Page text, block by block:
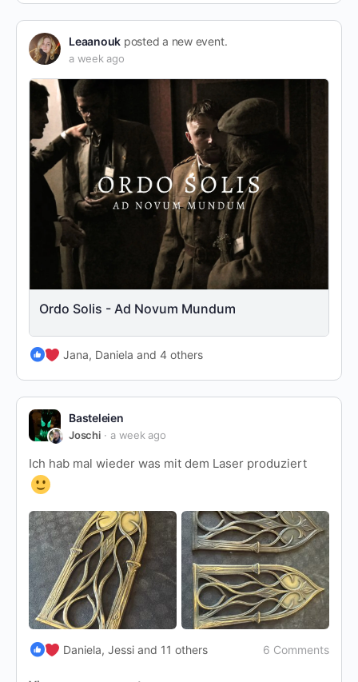
Leaanouk posted a new event.
a week ago
Ordo Solis - Ad Novum Mundum
Jana, Daniela and 4 others
Basteleien
Joschi a week ago
Ich hab mal wieder was mit dem Laser produziert
Daniela, Jessi and 11 others 6 Comments